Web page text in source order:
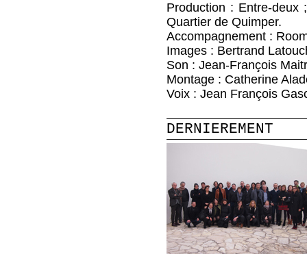
Production : Entre-deux
Quartier de Quimper.
Accompagnement :
Images : Bertrand
Son : Jean-François
Montage : Catherine
Voix : Jean François
DERNIEREMENT